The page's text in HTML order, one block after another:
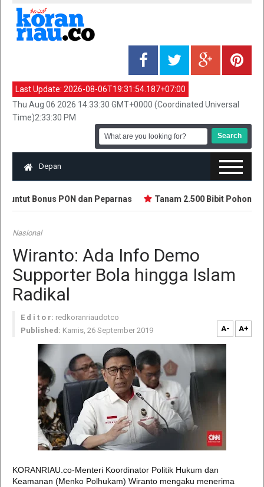
Last Update: 2026-08-06T19:31:54.187+07:00
Thu Aug 06 2026 14:33:30 GMT+0000 (Coordinated Universal
Time)2:33:30 PM
Depan
Bonus PON dan Peparnas Tanam 2.500 Bibit Pohon
Nasional
Wiranto: Ada Info Demo
Supporter Bola hingga Islam
Radikal
E d i t o r: redkoranriaudotco
Published: Kamis, 26 September 2019 A- A+
KORANRIAU.co-Menteri Koordinator Politik Hukum dan
Keamanan (Menko Polhukam) Wiranto mengaku menerima